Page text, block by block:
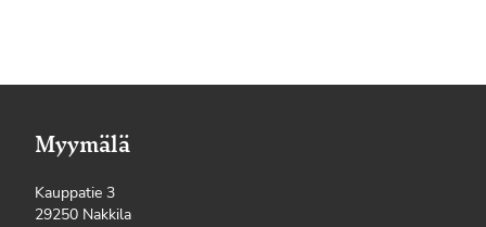
Myymälä
Kauppatie 3
29250 Nakkila